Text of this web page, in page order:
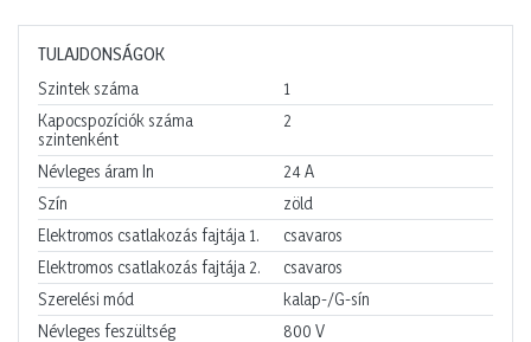
TULAJDONSÁGOK
Szintek száma
1
Kapocspozíciók száma
szintenként
2
Névleges áram In 24A
Szín
zöld
Elektromos csatlakozás fajtája 1.
csavaros
Elektromos csatlakozás fajtája 2.
csavaros
Szerelési mód
kalap-/G-sín
Névleges feszültség
800 V